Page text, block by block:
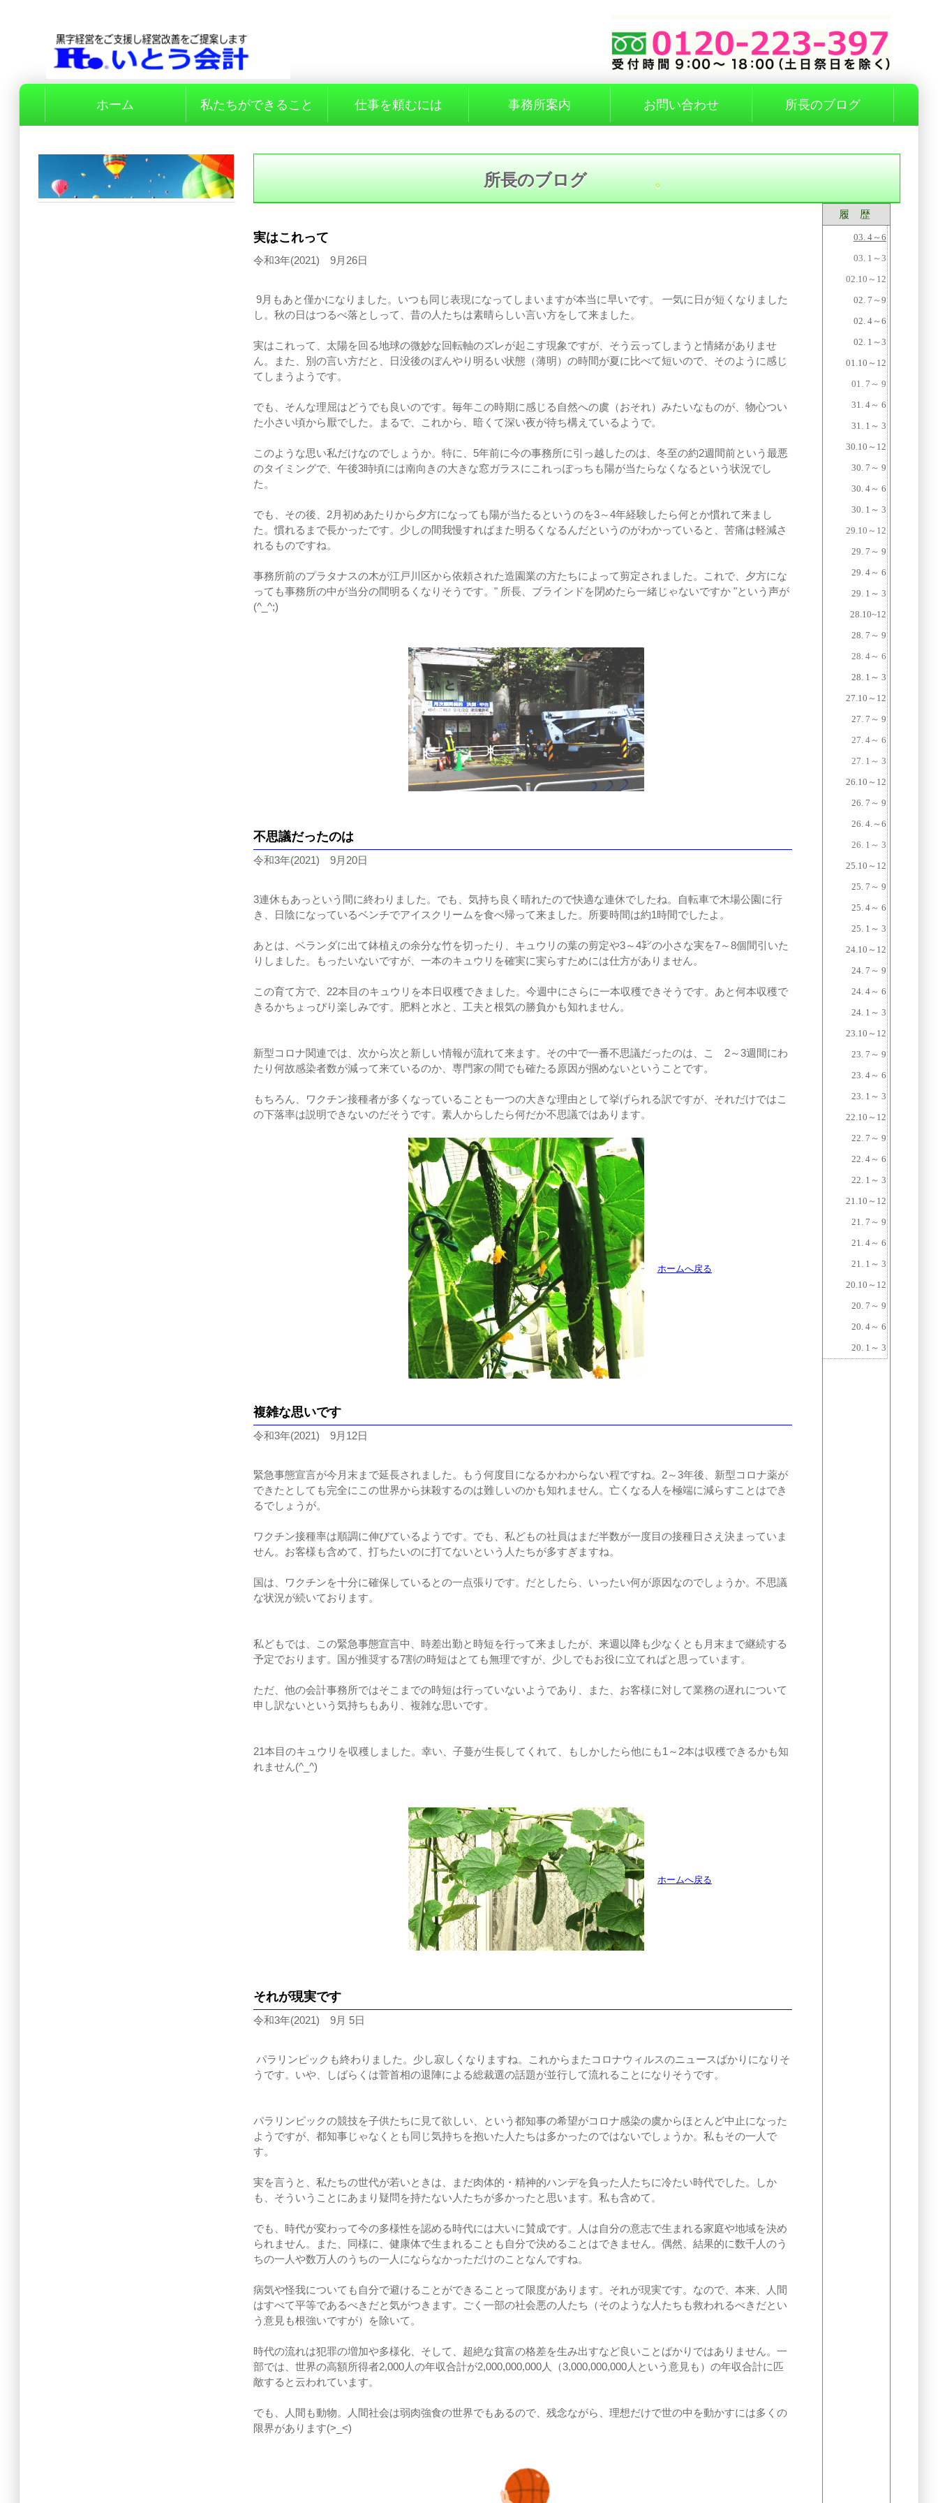
ホーム 私たちができること 仕事を頼むには 事務所案内 お問い合わせ 所長のブログ
所長のブログ 。
履 歴
03. 4～6
03. 1～3
02.10～12
02. 7～9
02. 4～6
02. 1～3
01.10～12
01. 7～ 9
31. 4～ 6
31. 1～ 3
30.10～12
30. 7～ 9
30. 4～ 6
30. 1～ 3
29.10～12
29. 7～ 9
29. 4～ 6
29. 1～ 3
28.10~12
28. 7～ 9
28. 4～ 6
28. 1～ 3
27.10 ～ 12
27. 7～ 9
27. 4～ 6
27. 1～ 3
26.10～12
26. 7～ 9
26. 4.～6
26. 1～ 3
25.10～12
25. 7～ 9
25. 4～ 6
25. 1～ 3
24.10～12
24. 7～ 9
24. 4～ 6
24. 1～ 3
23.10～12
23. 7～ 9
23. 4～ 6
23. 1～ 3
22.10～12
22. 7～ 9
22. 4～ 6
22. 1～ 3
21.10～12
21. 7～ 9
21. 4～ 6
21. 1～ 3
20.10～12
20. 7～ 9
20. 4～ 6
20. 1～ 3
実はこれって
令和3年(2021) 9月26日
9月もあと僅かになりました。いつも同じ表現になってしまいますが本当に早いです。 一気に日が短くなりました
し。秋の日はつるべ落としって、昔の人たちは素晴らしい言い方をして来ました。
実はこれって、太陽を回る地球の微妙な回転軸のズレが起こす現象ですが、そう云ってしまうと情緒がありませ
ん。また、別の言い方だと、日没後のぼんやり明るい状態（薄明）の時間が夏に比べて短いので、そのように感じ
てしまうようです。
でも、そんな理屈はどうでも良いのです。毎年この時期に感じる自然への虞（おそれ）みたいなものが、物心つい
た小さい頃から厭でした。まるで、これから、暗くて深い夜が待ち構えているようで。
このような思い私だけなのでしょうか。特に、5年前に今の事務所に引っ越したのは、冬至の約2週間前という最悪
のタイミングで、午後3時頃には南向きの大きな窓ガラスにこれっぽっちも陽が当たらなくなるという状況でし
た。
でも、その後、2月初めあたりから夕方になっても陽が当たるというのを3～4年経験したら何とか慣れて来まし
た。慣れるまで長かったです。少しの間我慢すればまた明るくなるんだというのがわかっていると、苦痛は軽減さ
れるものですね。
事務所前のプラタナスの木が江戸川区から依頼された造園業の方たちによって剪定されました。これで、夕方にな
っても事務所の中が当分の間明るくなりそうです。" 所長、ブラインドを閉めたら一緒じゃないですか "という声が
(^_^;)
不思議だったのは
令和3年(2021) 9月20日
3連休もあっという間に終わりました。でも、気持ち良く晴れたので快適な連休でしたね。自転車で木場公園に行
き、日陰になっているベンチでアイスクリームを食べ帰って来ました。所要時間は約1時間でしたよ。
あとは、ベランダに出て鉢植えの余分な竹を切ったり、キュウリの葉の剪定や3～4㌢の小さな実を7～8個間引いた
りしました。もったいないですが、一本のキュウリを確実に実らすためには仕方がありません。
この育て方で、22本目のキュウリを本日収穫できました。今週中にさらに一本収穫できそうです。あと何本収穫で
きるかちょっぴり楽しみです。肥料と水と、工夫と根気の勝負かも知れません。
新型コロナ関連では、次から次と新しい情報が流れて来ます。その中で一番不思議だったのは、こゝ2～3週間にわ
たり何故感染者数が減って来ているのか、専門家の間でも確たる原因が掴めないということです。
もちろん、ワクチン接種者が多くなっていることも一つの大きな理由として挙げられる訳ですが、それだけではこ
の下落率は説明できないのだそうです。素人からしたら何だか不思議ではあります。
ホームへ戻る
複雑な思いです
令和3年(2021) 9月12日
緊急事態宣言が今月末まで延長されました。もう何度目になるかわからない程ですね。2～3年後、新型コロナ薬が
できたとしても完全にこの世界から抹殺するのは難しいのかも知れません。亡くなる人を極端に減らすことはでき
るでしょうが。
ワクチン接種率は順調に伸びているようです。でも、私どもの社員はまだ半数が一度目の接種日さえ決まっていま
せん。お客様も含めて、打ちたいのに打てないという人たちが多すぎますね。
国は、ワクチンを十分に確保しているとの一点張りです。だとしたら、いったい何が原因なのでしょうか。不思議
な状況が続いております。
私どもでは、この緊急事態宣言中、時差出勤と時短を行って来ましたが、来週以降も少なくとも月末まで継続する
予定でおります。国が推奨する7割の時短はとても無理ですが、少しでもお役に立てればと思っています。
ただ、他の会計事務所ではそこまでの時短は行っていないようであり、また、お客様に対して業務の遅れについて
申し訳ないという気持ちもあり、複雑な思いです。
21本目のキュウリを収穫しました。幸い、子蔓が生長してくれて、もしかしたら他にも1～2本は収穫できるかも知
れません(^_^)
ホームへ戻る
それが現実です
令和3年(2021) 9月 5日
パラリンピックも終わりました。少し寂しくなりますね。これからまたコロナウィルスのニュースばかりになりそ
うです。いや、しばらくは菅首相の退陣による総裁選の話題が並行して流れることになりそうです。
パラリンピックの競技を子供たちに見て欲しい、という都知事の希望がコロナ感染の虞からほとんど中止になった
ようですが、都知事じゃなくとも同じ気持ちを抱いた人たちは多かったのではないでしょうか。私もその一人で
す。
実を言うと、私たちの世代が若いときは、まだ肉体的・精神的ハンデを負った人たちに冷たい時代でした。しか
も、そういうことにあまり疑問を持たない人たちが多かったと思います。私も含めて。
でも、時代が変わって今の多様性を認める時代には大いに賛成です。人は自分の意志で生まれる家庭や地域を決め
られません。また、同様に、健康体で生まれることも自分で決めることはできません。偶然、結果的に数千人のう
ちの一人や数万人のうちの一人にならなかっただけのことなんですね。
病気や怪我についても自分で避けることができることって限度があります。それが現実です。なので、本来、人間
はすべて平等であるべきだと気がつきます。ごく一部の社会悪の人たち（そのような人たちも救われるべきだとい
う意見も根強いですが）を除いて。
時代の流れは犯罪の増加や多様化、そして、超絶な貧富の格差を生み出すなど良いことばかりではありません。一
部では、世界の高額所得者2,000人の年収合計が2,000,000,000人（3,000,000,000人という意見も）の年収合計に匹
敵すると云われています。
でも、人間も動物。人間社会は弱肉強食の世界でもあるので、残念ながら、理想だけで世の中を動かすには多くの
限界があります(>_<)